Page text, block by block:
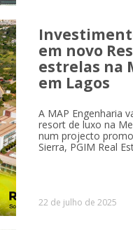
em novo
estrelas na
em Lagos
A MAP Engenharia
resort de luxo na
num projecto
Sierra, PGIM Real
22 de julho de 2025